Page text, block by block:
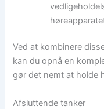
Ved at kombinere
kan du opnå en
gør det nemt at holde
Afsluttende tanker